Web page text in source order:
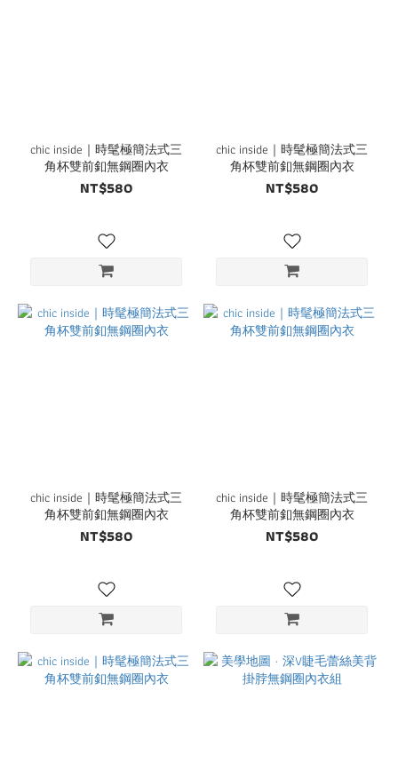
chic inside｜時髦極簡法式三
角杯雙前釦無鋼圈內衣
NT$580
chic inside｜時髦極簡法式三
角杯雙前釦無鋼圈內衣
NT$580
chic inside｜時髦極簡法式三
角杯雙前釦無鋼圈內衣
NT$580
chic inside｜時髦極簡法式三
角杯雙前釦無鋼圈內衣
NT$580